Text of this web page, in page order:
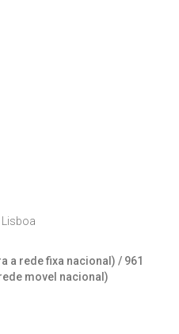
a rede fixa nacional) / 961
movel nacional)